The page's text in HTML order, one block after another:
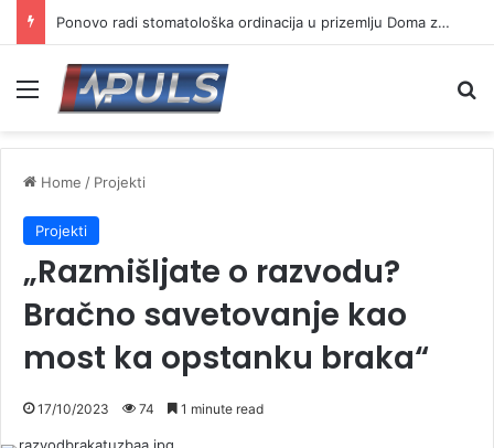
Ponovo radi stomatološka ordinacija u prizemlju Doma zdravlja u Vranju ( VIDEO)
Menu
Home / Projekti
Projekti
„Razmišljate o razvodu?
Bračno savetovanje kao
most ka opstanku braka“
17/10/2023 74 1 minute read